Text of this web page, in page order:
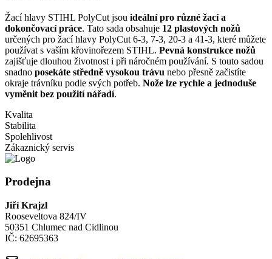
Žací hlavy STIHL PolyCut jsou ideální pro různé žací a
dokončovací práce. Tato sada obsahuje 12 plastových nožů
určených pro žací hlavy PolyCut 6-3, 7-3, 20-3 a 41-3, které můžete
používat s vaším křovinořezem STIHL. Pevná konstrukce nožů
zajišťuje dlouhou životnost i při náročném používání. S touto sadou
snadno posekáte středně vysokou trávu nebo přesně začistíte
okraje trávníku podle svých potřeb. Nože lze rychle a jednoduše
vyměnit bez použití nářadí.
Kvalita
Stabilita
Spolehlivost
Zákaznický servis
Prodejna
Jiří Krajzl
Rooseveltova 824/IV
50351 Chlumec nad Cidlinou
IČ: 62695363